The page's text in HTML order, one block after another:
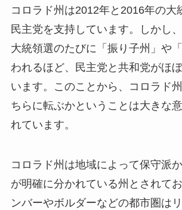
コロラド州は2012年と2016年の大
民主党を支持しています。しかし
大統領選のたびに「振り子州」や
われるほど、民主党と共和党がほ
います。このことから、コロラド
ちらに転ぶかということは大きな
れています。
コロラド州は地域によって保守派
が明確に分かれている州とされて
ンバーやボルダーなどの都市圏は